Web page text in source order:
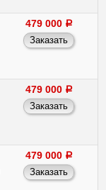
479 000 a
479 000 a
479 000 a